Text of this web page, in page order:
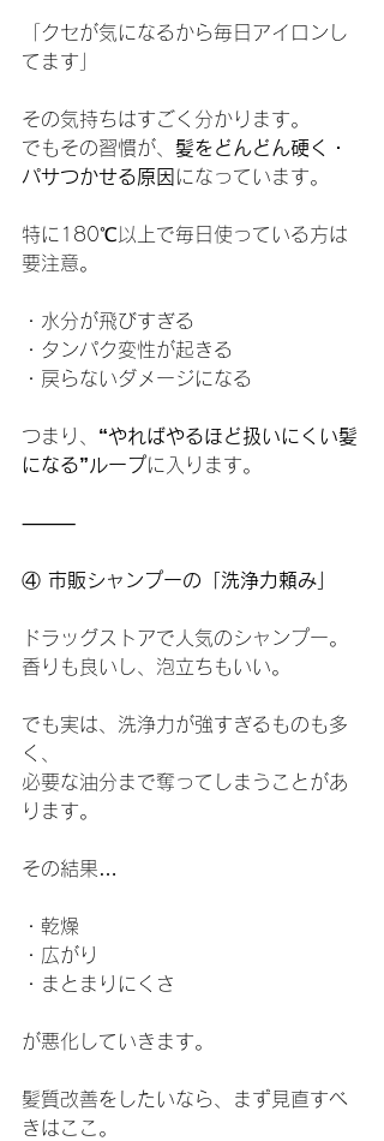
「クセが気になるから毎日アイロンし
てます」
その気持ちはすごく分かります。
でもその習慣が、 髪をどんどん硬く・
パサつかせる原因 になっています。
特に180℃以上で毎日使っている方は
要注意。
・水分が飛びすぎる
・タンパク変性が起きる
・戻らないダメージになる
つまり、 “やればやるほど扱いにくい髪
になる”ループに入ります。
⸻
④ 市販シャンプーの「洗浄力頼み」
ドラッグストアで人気のシャンプー。
香りも良いし、泡立ちもいい。
でも実は、洗浄力が強すぎるものも多
く、
必要な油分まで奪ってしまうことがあ
ります。
その結果…
・乾燥
・広がり
・まとまりにくさ
が悪化していきます。
髪質改善をしたいなら、まず見直すべ
きはここ。